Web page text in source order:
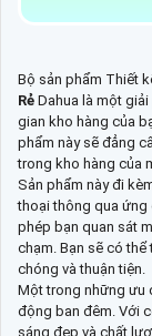
Bộ sản phẩm Thiết
Rẻ Dahua là một
gian kho hàng của
phẩm này sẽ đẳng
trong kho hàng của
Sản phẩm này đi
thoại thông qua ứng
phép bạn quan sát
chạm. Bạn sẽ có
chóng và thuận tiện.
Một trong những ưu
động ban đêm. Với
sáng đẹp và chất